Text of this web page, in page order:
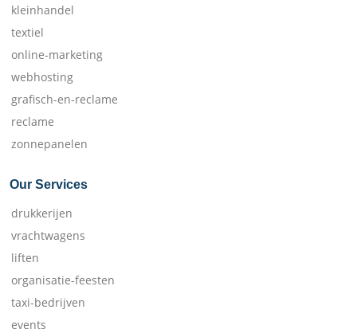
kleinhandel
textiel
online-marketing
webhosting
grafisch-en-reclame
reclame
zonnepanelen
Our Services
drukkerijen
vrachtwagens
liften
organisatie-feesten
taxi-bedrijven
events